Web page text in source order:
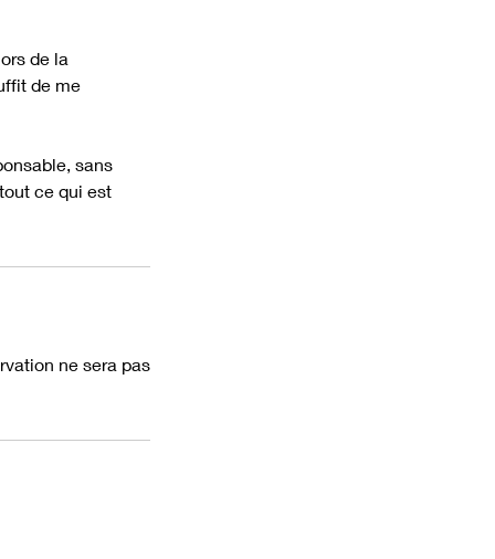
de la
de me
sans
ce qui est
ne sera pas